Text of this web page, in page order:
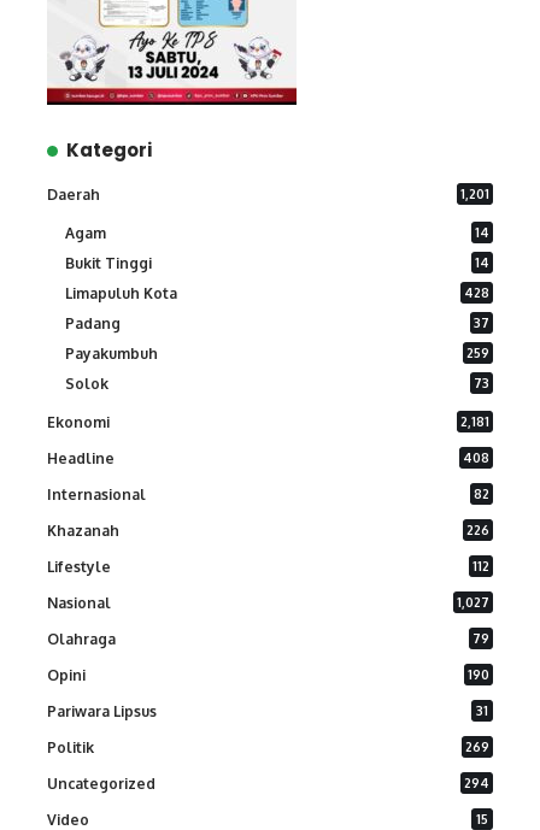
Kategori
Daerah 1,201
Agam 14
Bukit Tinggi 14
Limapuluh Kota 428
Padang 37
Payakumbuh 259
Solok 73
Ekonomi 2,181
Headline 408
Internasional 82
Khazanah 226
Lifestyle 112
Nasional 1,027
Olahraga 79
Opini 190
Pariwara Lipsus 31
Politik 269
Uncategorized 294
Video 15